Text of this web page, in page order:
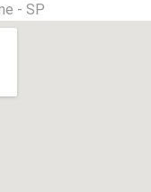
- SP